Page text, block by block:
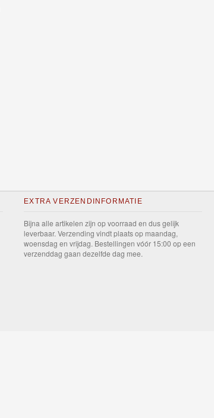
EXTRA VERZENDINFORMATIE
Bijna alle artikelen zijn op voorraad en dus gelijk
leverbaar. Verzending vindt plaats op maandag,
woensdag en vrijdag. Bestellingen vóór 15:00 op een
verzenddag gaan dezelfde dag mee.